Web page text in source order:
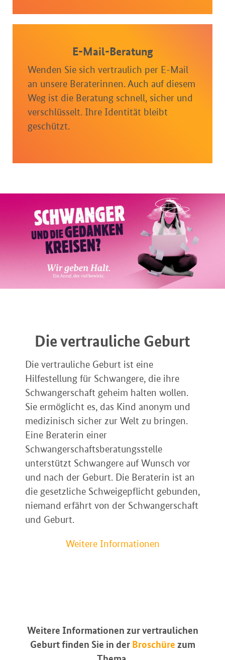
E-Mail-Beratung
Wenden Sie sich vertraulich per E-Mail
an unsere Beraterinnen. Auch auf diesem
Weg ist die Beratung schnell, sicher und
verschlüsselt. Ihre Identität bleibt
geschützt.
Die vertrauliche Geburt
Die vertrauliche Geburt ist eine
Hilfestellung für Schwangere, die ihre
Schwangerschaft geheim halten wollen.
Sie ermöglicht es, das Kind anonym und
medizinisch sicher zur Welt zu bringen.
Eine Beraterin einer
Schwangerschaftsberatungsstelle
unterstützt Schwangere auf Wunsch vor
und nach der Geburt. Die Beraterin ist an
die gesetzliche Schweigepflicht gebunden,
niemand erfährt von der Schwangerschaft
und Geburt.
Weitere Informationen
Weitere Informationen zur vertraulichen
Geburt finden Sie in der Broschüre zum